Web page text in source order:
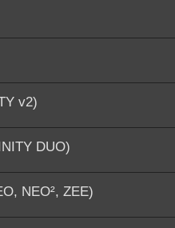
v2)
DUO)
NEO², ZEE)